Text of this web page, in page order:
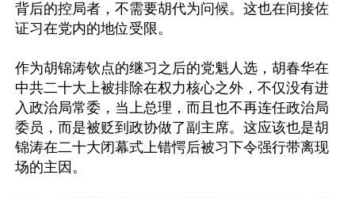
背后的控局者，不需要胡代为问候。这也在间接佐
证习在党内的地位受限。
作为胡锦涛钦点的继习之后的党魁人选，胡春华在
中共二十大上被排除在权力核心之外，不仅没有进
入政治局常委，当上总理，而且也不再连任政治局
委员，而是被贬到政协做了副主席。这应该也是胡
锦涛在二十大闭幕式上错愕后被习下令强行带离现
场的主因。